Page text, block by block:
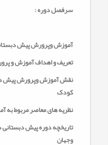
سرفصل دوره :
آموزش وپرورش پیش
تعریف و اهداف آموزش و
نقش آموزش وپرورش پیش
کودک
نظریه های معاصر مربوط
تاریخچه دوره پیش
وجهان